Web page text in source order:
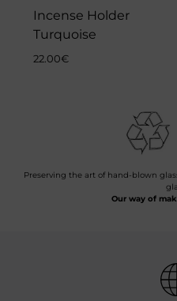
Incense Holder
Turquoise
22.00€
Preserving the art of hand-blown
Our way of